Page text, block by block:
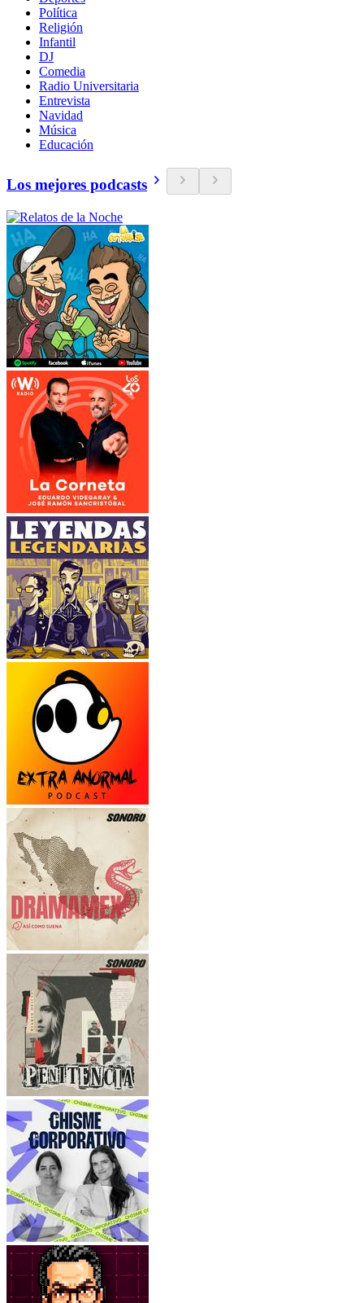
Política
Religión
Infantil
DJ
Comedia
Radio Universitaria
Entrevista
Navidad
Música
Educación
Los mejores podcasts